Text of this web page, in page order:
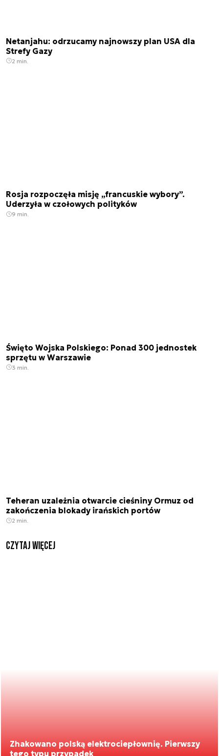
Netanjahu: odrzucamy najnowszy plan USA dla
Strefy Gazy
2 min.
Rosja rozpoczęła misję „francuskie wybory”.
Uderzyła w czołowych polityków
9 min.
Święto Wojska Polskiego: Ponad 300 jednostek
sprzętu w Warszawie
3 min.
Teheran uzależnia otwarcie cieśniny Ormuz od
zakończenia blokady irańskich portów
2 min.
czytaj więcej
Zhakowano polską elektrociepłownię. Pierwszy
tego typu przypadek